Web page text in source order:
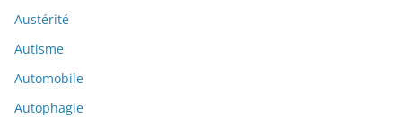
Austérité
Autisme
Automobile
Autophagie